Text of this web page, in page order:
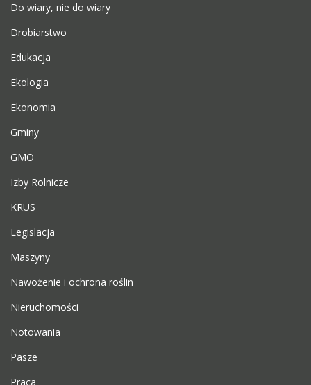
S-Piotr
11 Sierpnia 2020
Do wiary, nie do wiary
Drobiarstwo
Edukacja
Ekologia
Ekonomia
Gminy
GMO
Izby Rolnicze
KRUS
Legislacja
Maszyny
Nawożenie i ochrona roślin
Nieruchomości
Notowania
Pasze
Praca